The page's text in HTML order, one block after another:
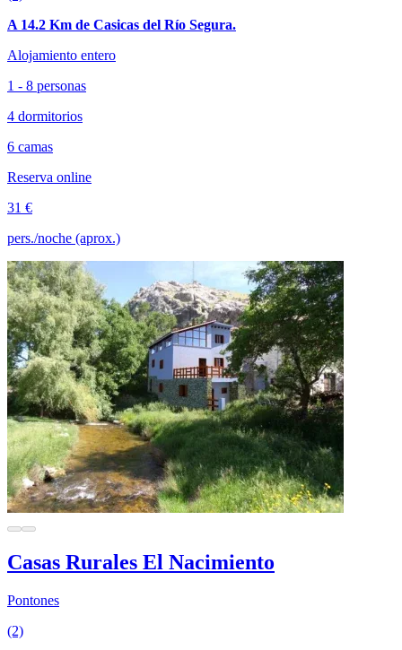
A 14.2 Km de Casicas del Río Segura.
Alojamiento entero
1 - 8 personas
4 dormitorios
6 camas
Reserva online
31 €
pers./noche (aprox.)
Casas Rurales El Nacimiento
Pontones
(2)